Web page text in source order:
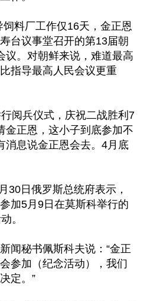
料厂工作仅16天，金正恩
台议事堂召开的第13届朝
议。对朝鲜来说，难道最高
指导最高人民会议更重
阅兵仪式，庆祝二战胜利7
金正恩，这小子到底参加不
消息说金正恩会去。4月底
30日俄罗斯总统府表示，
加5月9日在莫斯科举行的
。
闻秘书佩斯科夫说：“金正
参加（纪念活动），我们
定。”